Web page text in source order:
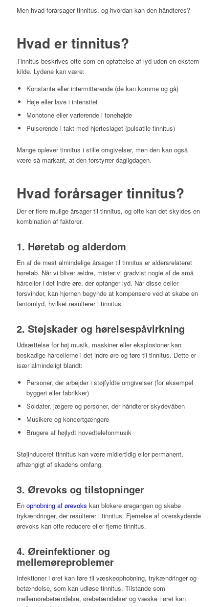
Men hvad forårsager tinnitus, og hvordan kan den håndteres?
Hvad er tinnitus?
Tinnitus beskrives ofte som en opfattelse af lyd uden en ekstern
kilde. Lydene kan være:
Konstante eller intermitterende (de kan komme og gå)
Høje eller lave i intensitet
Monotone eller varierende i tonehøjde
Pulserende i takt med hjerteslaget (pulsatile tinnitus)
Mange oplever tinnitus i stille omgivelser, men den kan også
være så markant, at den forstyrrer dagligdagen.
Hvad forårsager tinnitus?
Der er flere mulige årsager til tinnitus, og ofte kan det skyldes en
kombination af faktorer.
1. Høretab og alderdom
En af de mest almindelige årsager til tinnitus er aldersrelateret
høretab. Når vi bliver ældre, mister vi gradvist nogle af de små
hårceller i det indre øre, der opfanger lyd. Når disse celler
forsvinder, kan hjernen begynde at kompensere ved at skabe en
fantomlyd, hvilket resulterer i tinnitus.
2. Støjskader og hørelsespåvirkning
Udsættelse for høj musik, maskiner eller eksplosioner kan
beskadige hårcellerne i det indre øre og føre til tinnitus. Dette er
især almindeligt blandt:
Personer, der arbejder i støjfyldte omgivelser (for eksempel
byggeri eller fabrikker)
Soldater, jægere og personer, der håndterer skydevåben
Musikere og koncertgængere
Brugere af højlydt hovedtelefonmusik
Støjinduceret tinnitus kan være midlertidig eller permanent,
afhængigt af skadens omfang.
3. Ørevoks og tilstopninger
En ophobning af ørevoks kan blokere øregangen og skabe
trykændringer, der resulterer i tinnitus. Fjernelse af overskydende
ørevoks kan ofte reducere eller fjerne tinnitus.
4. Øreinfektioner og
mellemøreproblemer
Infektioner i øret kan føre til væskeophobning, trykændringer og
betændelse, som kan udløse tinnitus. Tilstande som
mellemørebetændelse, ørebetændelser og væske i øret kan